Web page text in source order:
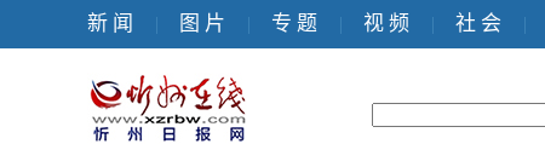
新 闻 | 图 片 | 专 题 | 视 频 | 社 会 |